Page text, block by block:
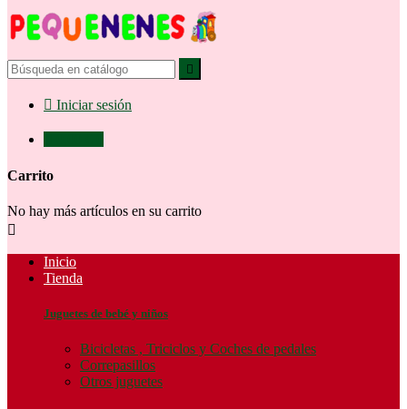

 Iniciar sesión
Carrito
No hay más artículos en su carrito

Inicio
Tienda
Juguetes de bebé y niños
Bicicletas , Triciclos y Coches de pedales
Correpasillos
Otros juguetes